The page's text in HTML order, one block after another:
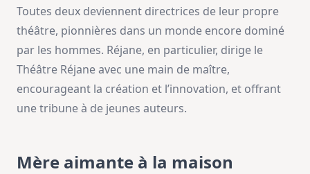
Toutes deux deviennent directrices de leur propre
théâtre, pionnières dans un monde encore dominé
par les hommes. Réjane, en particulier, dirige le
Théâtre Réjane avec une main de maître,
encourageant la création et l’innovation, et offrant
une tribune à de jeunes auteurs.
Mère aimante à la maison